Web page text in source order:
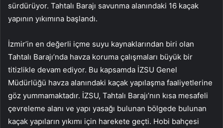
sürdürüyor. Tahtalı Barajı savunma alanındaki 16 kaçak
yapının yıkımına başlandı.
İzmir’in en değerli içme suyu kaynaklarından biri olan
Tahtalı Barajı’nda havza koruma çalışmaları büyük bir
titizlikle devam ediyor. Bu kapsamda İZSU Genel
Müdürlüğü havza alanındaki kaçak yapılaşma faaliyetlerine
göz yummamaktadır. İZSU, Tahtalı Barajı’nın kısa mesafeli
çevreleme alanı ve yapı yasağı bulunan bölgede bulunan
kaçak yapıların yıkımı için harekete geçti. Hobi bahçesi